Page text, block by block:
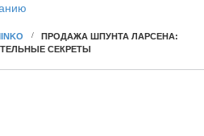
ПРОДАЖА ШПУНТА ЛАРСЕНА:
СЕКРЕТЫ